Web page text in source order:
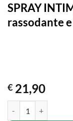
SPRAY
rassodante
€ 21,90